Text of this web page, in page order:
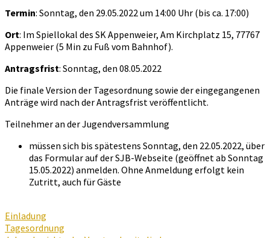
Termin: Sonntag, den 29.05.2022 um 14:00 Uhr (bis ca. 17:00)
Ort: Im Spiellokal des SK Appenweier, Am Kirchplatz 15, 77767
Appenweier (5 Min zu Fuß vom Bahnhof).
Antragsfrist: Sonntag, den 08.05.2022
Die finale Version der Tagesordnung sowie der eingegangenen
Anträge wird nach der Antragsfrist veröffentlicht.
Teilnehmer an der Jugendversammlung
müssen sich bis spätestens Sonntag, den 22.05.2022, über
das Formular auf der SJB-Webseite (geöffnet ab Sonntag
15.05.2022) anmelden. Ohne Anmeldung erfolgt kein
Zutritt, auch für Gäste
Einladung
Tagesordnung